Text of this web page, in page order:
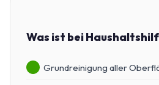
Was ist bei
Grundreinigung aller